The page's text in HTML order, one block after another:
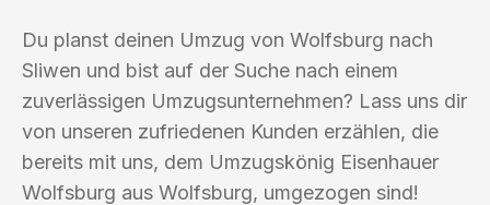
Du planst deinen Umzug von Wolfsburg nach
Sliwen und bist auf der Suche nach einem
zuverlässigen Umzugsunternehmen? Lass uns dir
von unseren zufriedenen Kunden erzählen, die
bereits mit uns, dem Umzugskönig Eisenhauer
Wolfsburg aus Wolfsburg, umgezogen sind!